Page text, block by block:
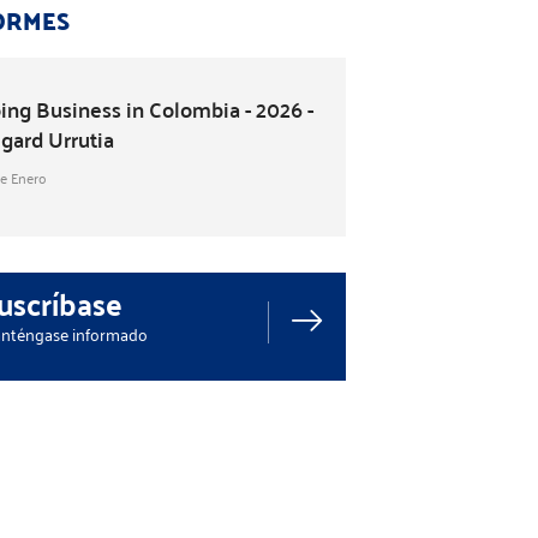
Business in Colombia - 2026 -
Urrutia
Enero
informado